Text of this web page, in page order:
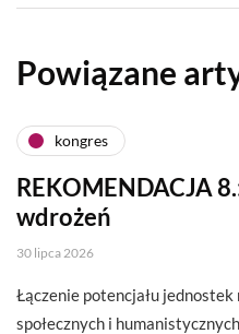
Powiązane
kongres
REKOMENDACJA
wdrożeń
30 lipca 2026
Łączenie potencjału
społecznych i